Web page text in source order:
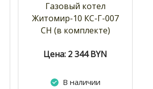
Газовый котел
Житомир-10 КС-Г-007
СН (в комплекте)
Цена: 2 344 BYN
В наличии